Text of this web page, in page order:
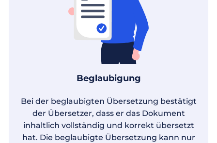
Beglaubigung
Bei der beglaubigten Übersetzung bestätigt
der Übersetzer, dass er das Dokument
inhaltlich vollständig und korrekt übersetzt
hat. Die beglaubigte Übersetzung kann nur